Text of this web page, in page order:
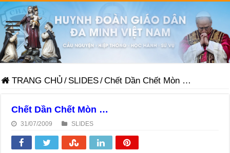
TRANG CHỦ / SLIDES/Chết Dần Chết Mòn …
Chết Dần Chết Mòn …
31/07/2009 SLIDES